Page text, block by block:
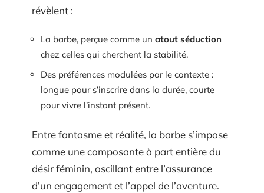
révèlent :
La barbe, perçue comme un atout séduction
chez celles qui cherchent la stabilité.
Des préférences modulées par le contexte :
longue pour s’inscrire dans la durée, courte
pour vivre l’instant présent.
Entre fantasme et réalité, la barbe s’impose
comme une composante à part entière du
désir féminin, oscillant entre l’assurance
d’un engagement et l’appel de l’aventure.